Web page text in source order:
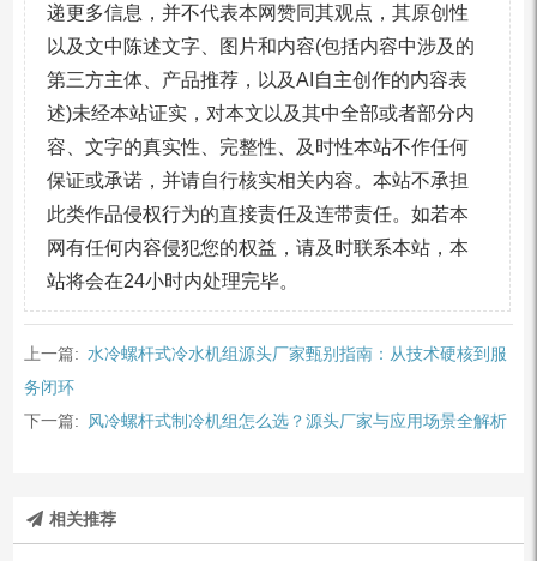
递更多信息，并不代表本网赞同其观点，其原创性
以及文中陈述文字、图片和内容(包括内容中涉及的
第三方主体、产品推荐，以及AI自主创作的内容表
述)未经本站证实，对本文以及其中全部或者部分内
容、文字的真实性、完整性、及时性本站不作任何
保证或承诺，并请自行核实相关内容。本站不承担
此类作品侵权行为的直接责任及连带责任。如若本
网有任何内容侵犯您的权益，请及时联系本站，本
站将会在24小时内处理完毕。
上一篇: 水冷螺杆式冷水机组源头厂家甄别指南：从技术硬核到服
务闭环
下一篇:
风冷螺杆式制冷机组怎么选？源头厂家与应用场景全解析
相关推荐